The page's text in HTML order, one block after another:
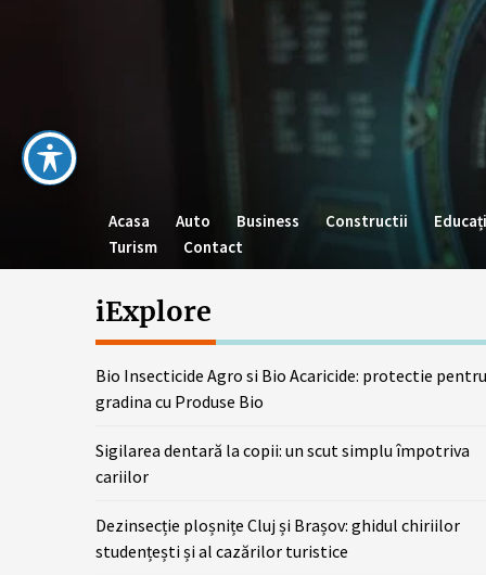
Acasa Auto Business Constructii
Turism
Contact
iExplore
Bio Insecticide Agro si Bio Acaricide: protectie pentru
gradina cu Produse Bio
Sigilarea dentară la copii: un scut simplu împotriva
cariilor
Dezinsecție ploșnițe Cluj și Brașov: ghidul chiriilor
studențești și al cazărilor turistice